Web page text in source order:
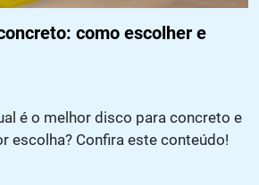
como escolher e
é o melhor disco para concreto e
escolha? Confira este conteúdo!